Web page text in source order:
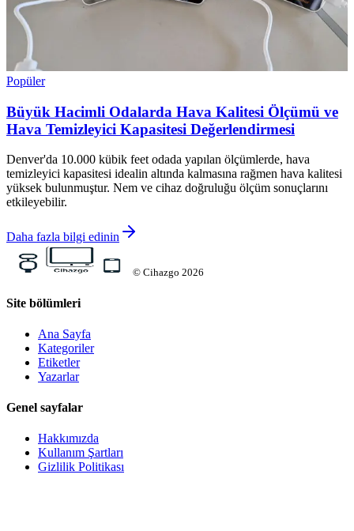
Popüler
Büyük Hacimli Odalarda Hava Kalitesi Ölçümü ve
Hava Temizleyici Kapasitesi Değerlendirmesi
Denver'da 10.000 kübik feet odada yapılan ölçümlerde, hava
temizleyici kapasitesi idealin altında kalmasına rağmen hava kalitesi
yüksek bulunmuştur. Nem ve cihaz doğruluğu ölçüm sonuçlarını
etkileyebilir.
Daha fazla bilgi edinin
© Cihazgo 2026
Site bölümleri
Ana Sayfa
Kategoriler
Etiketler
Yazarlar
Genel sayfalar
Hakkımızda
Kullanım Şartları
Gizlilik Politikası